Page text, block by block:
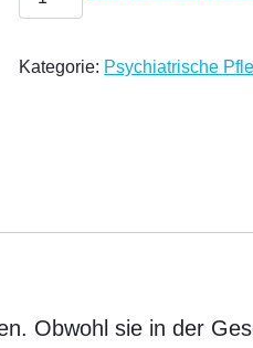
Kategorie: Psychiatrische
Obwohl sie in der